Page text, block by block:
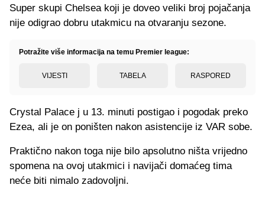
Super skupi Chelsea koji je doveo veliki broj pojačanja
nije odigrao dobru utakmicu na otvaranju sezone.
Potražite više informacija na temu Premier league:
VIJESTI TABELA RASPORED
Crystal Palace j u 13. minuti postigao i pogodak preko
Ezea, ali je on poništen nakon asistencije iz VAR sobe.
Praktično nakon toga nije bilo apsolutno ništa vrijedno
spomena na ovoj utakmici i navijači domaćeg tima
neće biti nimalo zadovoljni.